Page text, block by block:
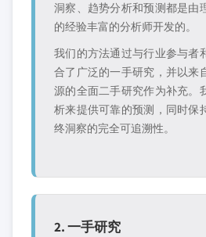
洞察、趋势分析和预测都是由
的经验丰富的分析师开发的。
我们的方法通过与行业参与者
合了广泛的一手研究，并以来
源的全面二手研究作为补充。
析来提供可靠的预测，同时保
终洞察的完全可追溯性。
2. 一手研究